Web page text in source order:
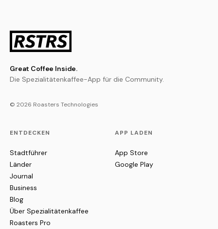
Great Coffee Inside.
Die Spezialitätenkaffee-App für die Community.
© 2026 Roasters Technologies
ENTDECKEN
Stadtführer
Länder
Journal
Business
Blog
Über Spezialitätenkaffee
Roasters Pro
APP LADEN
App Store
Google Play